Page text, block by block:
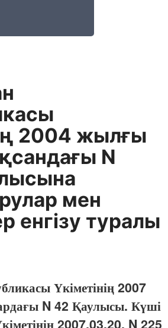
2004 жылғы
N
мен
енгiзу туралы
Үкіметінің 2007
N 42 Қаулысы. Күші
2007.03.20. N 225